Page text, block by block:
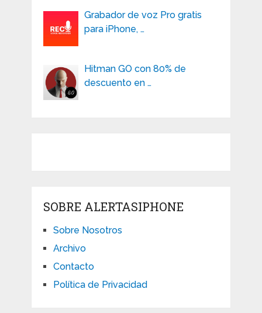
Grabador de voz Pro gratis
para iPhone, …
Hitman GO con 80% de
descuento en …
SOBRE ALERTASIPHONE
Sobre Nosotros
Archivo
Contacto
Política de Privacidad